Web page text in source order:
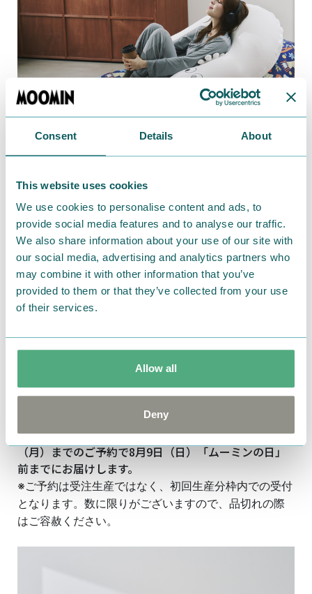
Consent Details About
This website uses cookies
We use cookies to personalise content and ads, to
provide social media features and to analyse our traffic.
We also share information about your use of our site with
our social media, advertising and analytics partners who
may combine it with other information that you’ve
provided to them or that they’ve collected from your use
of their services.
Allow all
Deny
新シリーズの「MOOMIN Yogibo Max Vintage」と
「MOOMIN Yogibo Support ニョロニョロ」は7月20日
（月）までのご予約で8月9日（日）「ムーミンの日」
前までにお届けします。
※ご予約は受注生産ではなく、初回生産分枠内での受付
となります。数に限りがございますので、品切れの際
はご容赦ください。